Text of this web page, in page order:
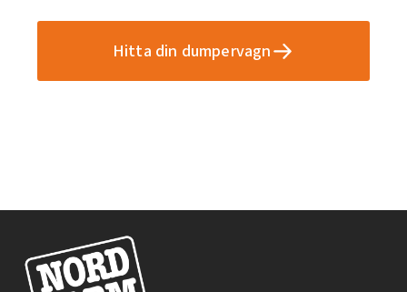
Hitta din dumpervagn